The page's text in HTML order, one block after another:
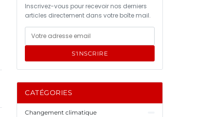
Inscrivez-vous pour recevoir nos derniers
articles directement dans votre boîte mail.
S'INSCRIRE
CATÉGORIES
Changement climatique